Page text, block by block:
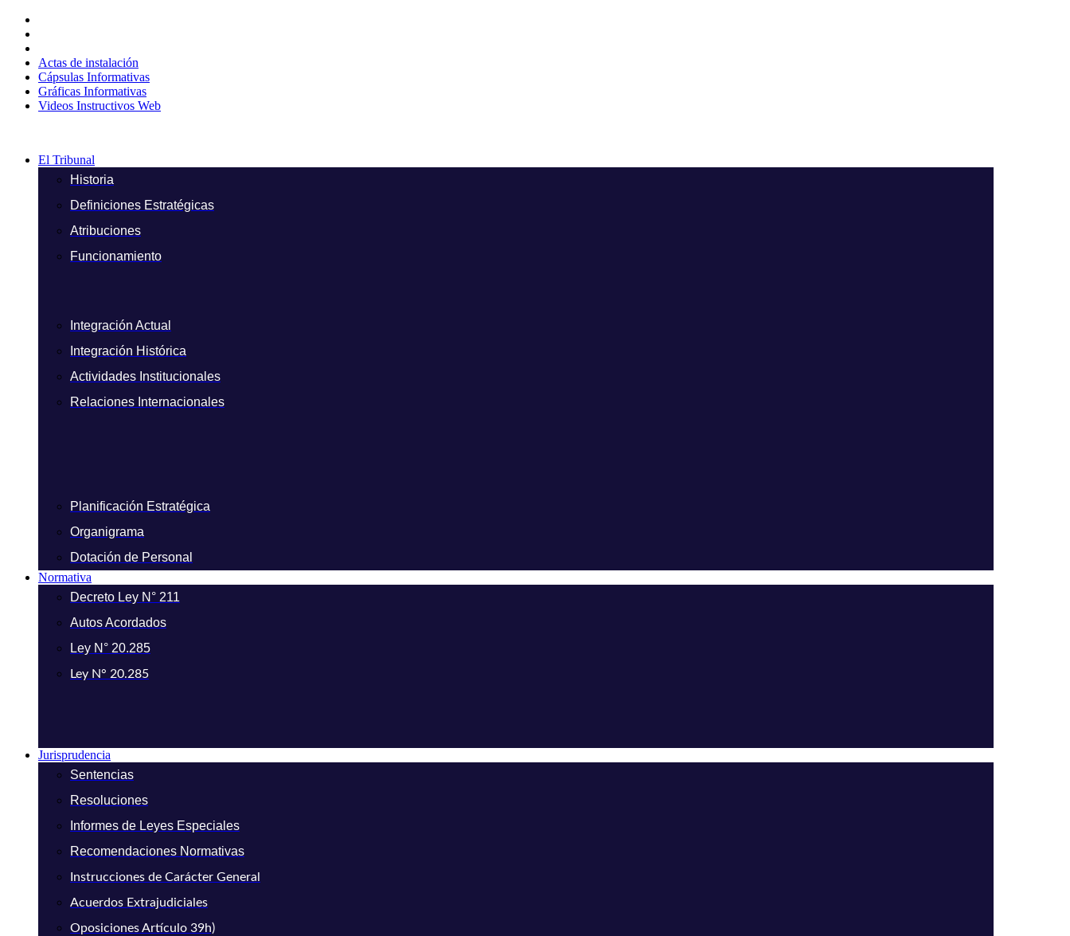
contenido
Actas de instalación
Cápsulas Informativas
Gráficas Informativas
Videos Instructivos Web
El Tribunal
Historia
Definiciones Estratégicas
Atribuciones
Funcionamiento
Integración Actual
Integración Histórica
Actividades Institucionales
Relaciones Internacionales
Planificación Estratégica
Organigrama
Dotación de Personal
Normativa
Decreto Ley N° 211
Autos Acordados
Ley N° 20.285
Ley N° 20.285
Jurisprudencia
Sentencias
Resoluciones
Informes de Leyes Especiales
Recomendaciones Normativas
Instrucciones de Carácter General
Acuerdos Extrajudiciales
Oposiciones Artículo 39h)